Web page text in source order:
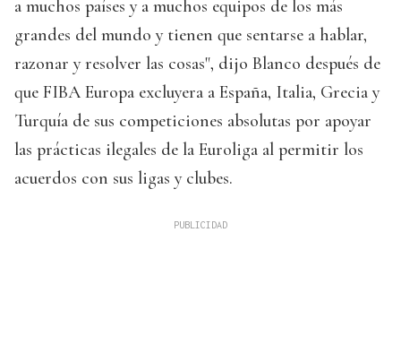
a muchos países y a muchos equipos de los más
grandes del mundo y tienen que sentarse a hablar,
razonar y resolver las cosas", dijo Blanco después de
que FIBA Europa excluyera a España, Italia, Grecia y
Turquía de sus competiciones absolutas por apoyar
las prácticas ilegales de la Euroliga al permitir los
acuerdos con sus ligas y clubes.